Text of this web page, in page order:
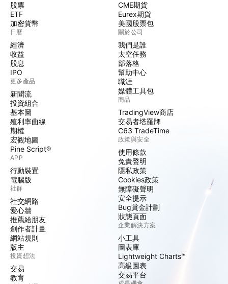
股票
ETF
加密貨幣
日曆
經濟
收益
股息
IPO
更多產品
新聞流
投資組合
基本圖
殖利率曲線
期權
宏觀地圖
Pine Script®
APP
行動裝置
電腦版
社群
社交網路
愛心牆
推薦給朋友
創作者計畫
網站規則
版主
投資想法
交易
教育
CME期貨
Eurex期貨
美國股票包
關於公司
我們是誰
太空任務
部落格
幫助中心
職涯
媒體工具包
商品
TradingView商店
交易者塔羅牌
C63 TradeTime
政策與安全
使用條款
免責聲明
隱私政策
Cookies政策
無障礙聲明
安全提示
Bug賞金計劃
狀態頁面
企業解決方案
小工具
圖表庫
Lightweight Charts™
高級圖表
交易平台